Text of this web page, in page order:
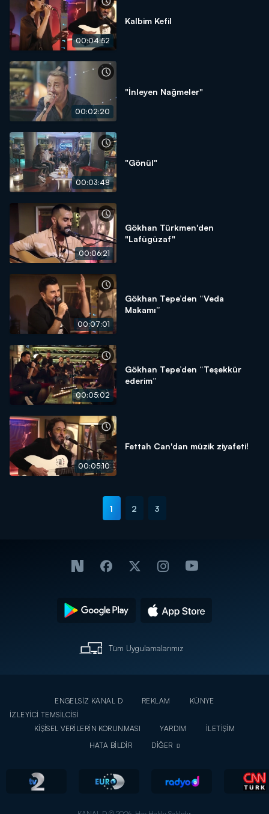
00:04:52
Kalbim Kefil
00:02:20
"İnleyen Nağmeler"
00:03:48
"Gönül"
00:06:21
Gökhan Türkmen'den
"Lafügüzaf"
00:07:01
Gökhan Tepe’den “Veda
Makamı”
00:05:02
Gökhan Tepe’den “Teşekkür
ederim”
00:05:10
Fettah Can'dan müzik ziyafeti!
1 2 3
Tüm Uygulamalarımız
ENGELSİZ KANAL D REKLAM
KÜNYE
İZLEYİCİ TEMSİLCİSİ
KİŞİSEL VERİLERİN KORUNMASI
YARDIM
İLETİŞİM
HATA BİLDİR
DİĞER